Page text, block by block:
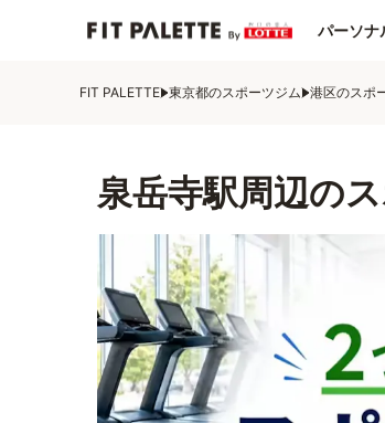
パーソナ
FIT PALETTE 東京都のスポーツジム 港区のスポ
泉岳寺駅周辺の